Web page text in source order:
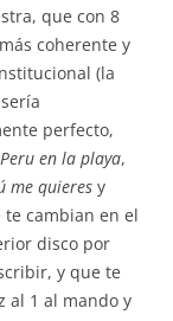
que con 8
coherente y
(la
perfecto,
en la playa,
me quieres y
cambian en el
disco por
y que te
al 1 al mando y